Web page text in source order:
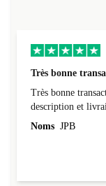
Très bonne
Très bonne
description et
Noms JPB